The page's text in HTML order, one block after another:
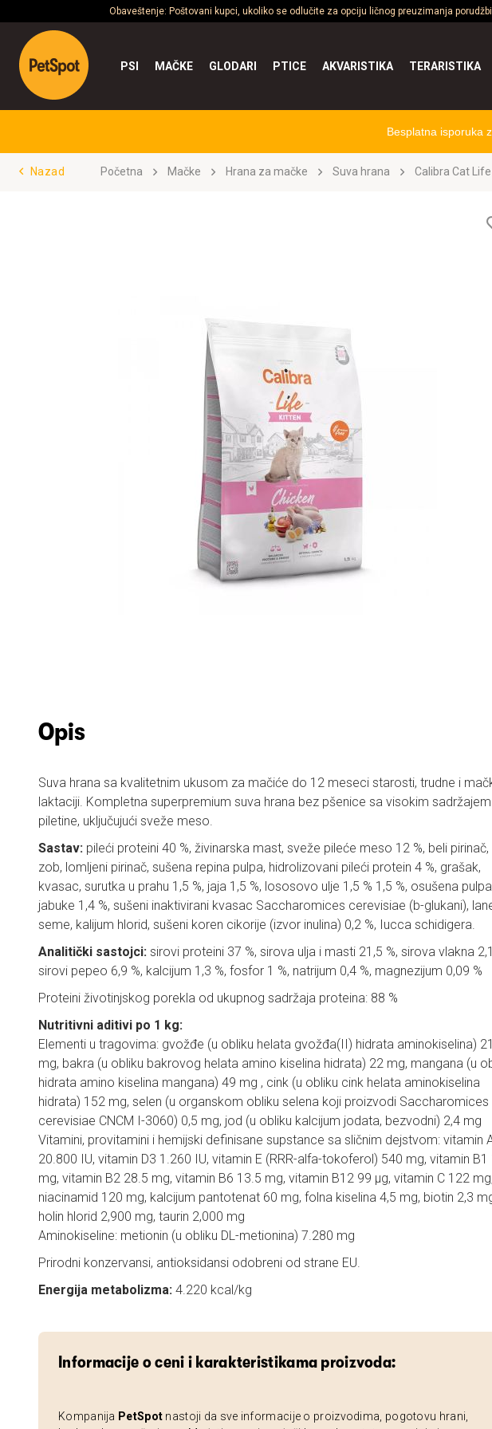
Obaveštenje: Poštovani kupci, ukoliko se odlučite za opciju ličnog preuzimanja
PSI MAČKE GLODARI PTICE AKVARISTIKA TERARISTIKA
Besplatna isporuka
Nazad Početna Mačke Hrana za mačke Suva hrana Calibra Cat
Opis
Suva hrana sa kvalitetnim ukusom za mačiće do 12 meseci starosti, trudne i
laktaciji. Kompletna superpremium suva hrana bez pšenice sa visokim sadržajem
piletine, uključujući sveže meso.
Sastav: pileći proteini 40 %, živinarska mast, sveže pileće meso 12 %, beli
zob, lomljeni pirinač, sušena repina pulpa, hidrolizovani pileći protein 4 %, grašak,
kvasac, surutka u prahu 1,5 %, jaja 1,5 %, lososovo ulje 1,5 % 1,5 %, osušena pulpa
jabuke 1,4 %, sušeni inaktivirani kvasac Saccharomices cerevisiae (b-glukani),
seme, kalijum hlorid, sušeni koren cikorije (izvor inulina) 0,2 %, Iucca schidigera.
Analitički sastojci: sirovi proteini 37 %, sirova ulja i masti 21,5 %, sirova vlakna
sirovi pepeo 6,9 %, kalcijum 1,3 %, fosfor 1 %, natrijum 0,4 %, magnezijum 0,09 %
Proteini životinjskog porekla od ukupnog sadržaja proteina: 88 %
Nutritivni aditivi po 1 kg:
Elementi u tragovima: gvožđe (u obliku helata gvožđa(II) hidrata aminokiselina)
mg, bakra (u obliku bakrovog helata amino kiselina hidrata) 22 mg, mangana (u
hidrata amino kiselina mangana) 49 mg , cink (u obliku cink helata aminokiselina
hidrata) 152 mg, selen (u organskom obliku selena koji proizvodi Saccharomices
cerevisiae CNCM I-3060) 0,5 mg, jod (u obliku kalcijum jodata, bezvodni) 2,4 mg
Vitamini, provitamini i hemijski definisane supstance sa sličnim dejstvom: vitamin
20.800 IU, vitamin D3 1.260 IU, vitamin E (RRR-alfa-tokoferol) 540 mg, vitamin B1
mg, vitamin B2 28.5 mg, vitamin B6 13.5 mg, vitamin B12 99 µg, vitamin C 122 mg,
niacinamid 120 mg, kalcijum pantotenat 60 mg, folna kiselina 4,5 mg, biotin 2,3
holin hlorid 2,900 mg, taurin 2,000 mg
Aminokiseline: metionin (u obliku DL-metionina) 7.280 mg
Prirodni konzervansi, antioksidansi odobreni od strane EU.
Energija metabolizma: 4.220 kcal/kg
Informacije o ceni i karakteristikama proizvoda:
Kompanija PetSpot nastoji da sve informacije o proizvodima, pogotovu hrani,